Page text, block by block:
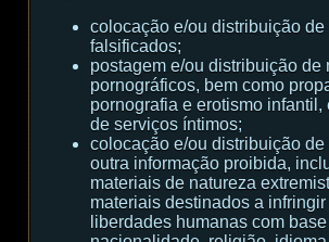
colocação e/ou distribuição de
falsificados;
postagem e/ou distribuição de
pornográficos, bem como
pornografia e erotismo
de serviços íntimos;
colocação e/ou distribuição
outra informação proibida,
materiais de natureza
materiais destinados a
liberdades humanas com